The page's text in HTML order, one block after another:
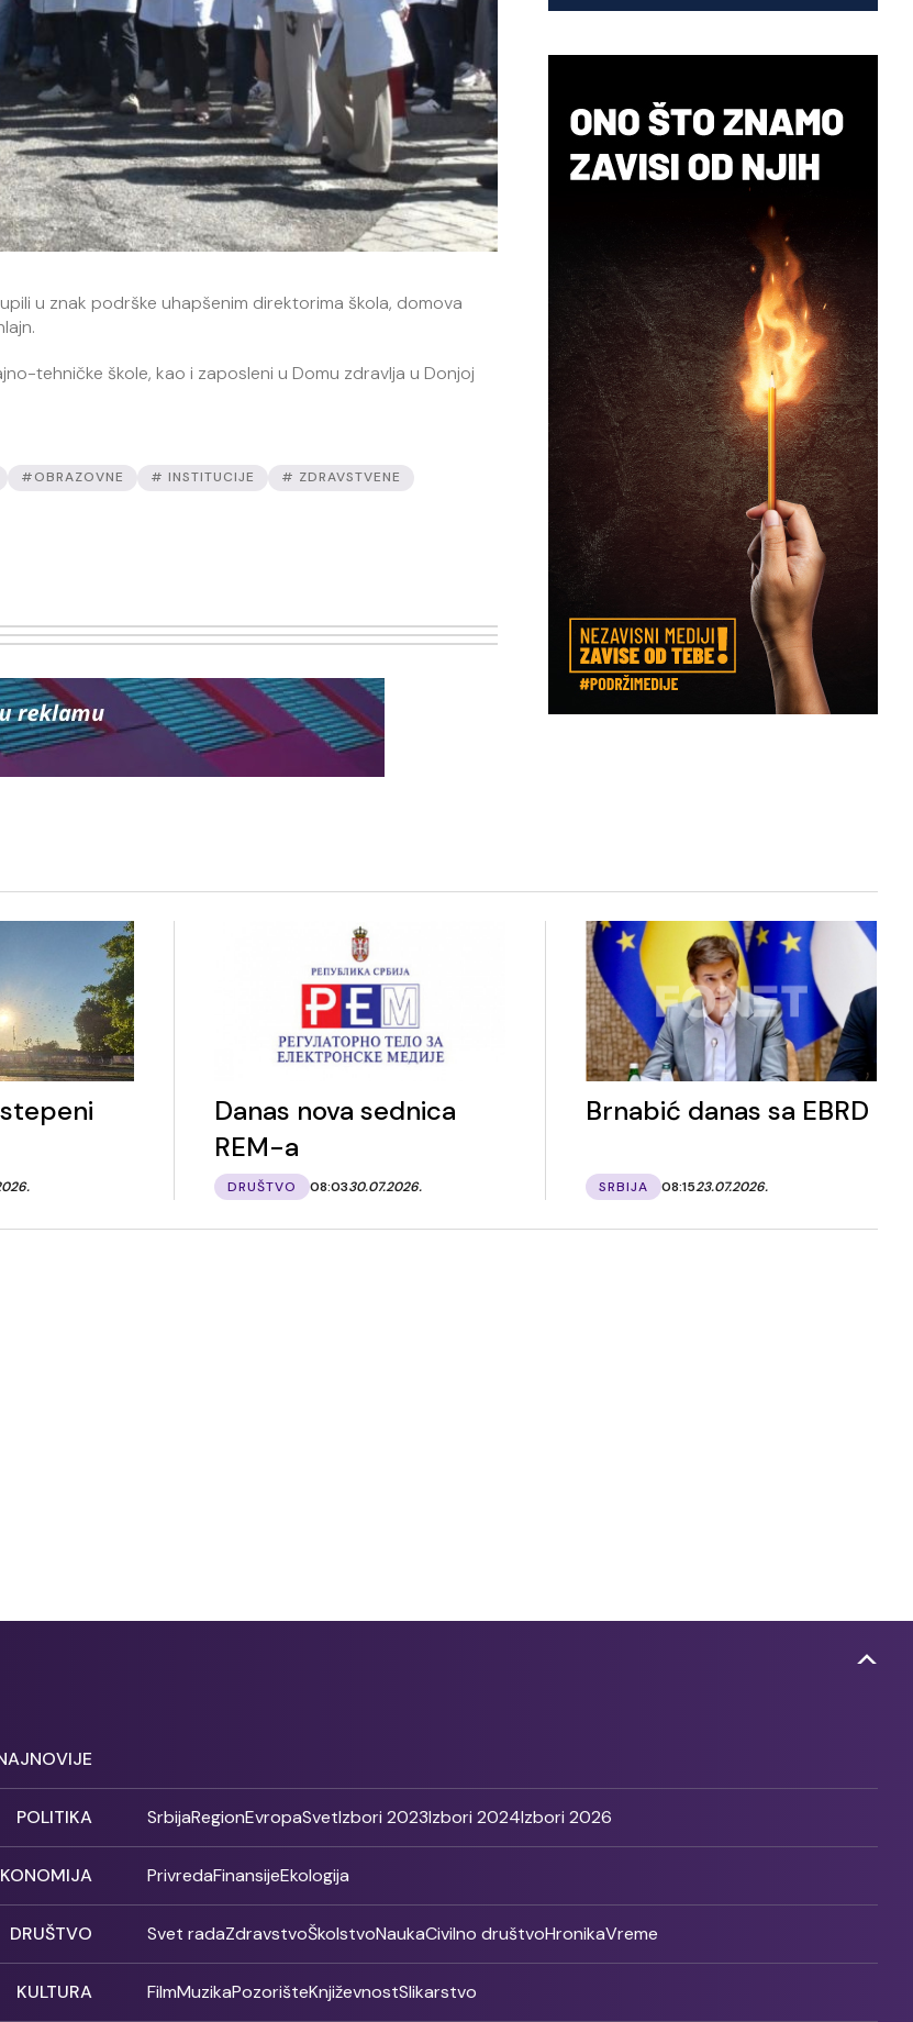
u znak podrške uhapšenim direktorima škola, domova
tehničke škole, kao i zaposleni u Domu zdravlja u Donjoj
#OBRAZOVNE # INSTITUCIJE # ZDRAVSTVENE
Danas nova sednica
REM-a
DRUŠTVO 08:0330.07.2026.
Brnabić danas sa EBRD
SRBIJA 08:1523.07.2026.
POLITIKA SrbijaRegionEvropaSvetIzbori 2023Izbori 2024Izbori 2026
PrivredaFinansijeEkologija
DRUŠTVO Svet radaZdravstvoŠkolstvoNaukaCivilno društvoHronikaVreme
KULTURA FilmMuzikaPozorišteKnjiževnostSlikarstvo